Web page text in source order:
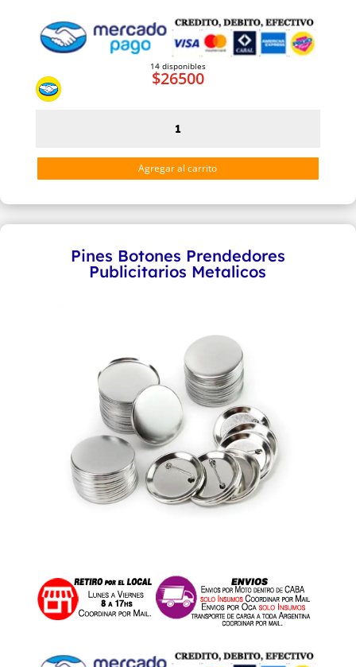
$26500
14 disponibles
Adhesivo
Temporario
TR-
15
Agregar al carrito
Pines Botones Prendedores
Publicitarios Metalicos